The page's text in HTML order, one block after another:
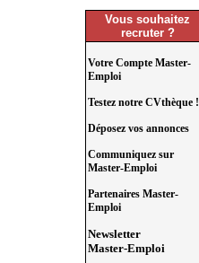
Vous souhaitez
recruter ?
Votre Compte Master-
Emploi
Testez notre CVthèque !
Déposez vos annonces
Communiquez sur
Master-Emploi
Partenaires Master-
Emploi
Newsletter
Master-Emploi